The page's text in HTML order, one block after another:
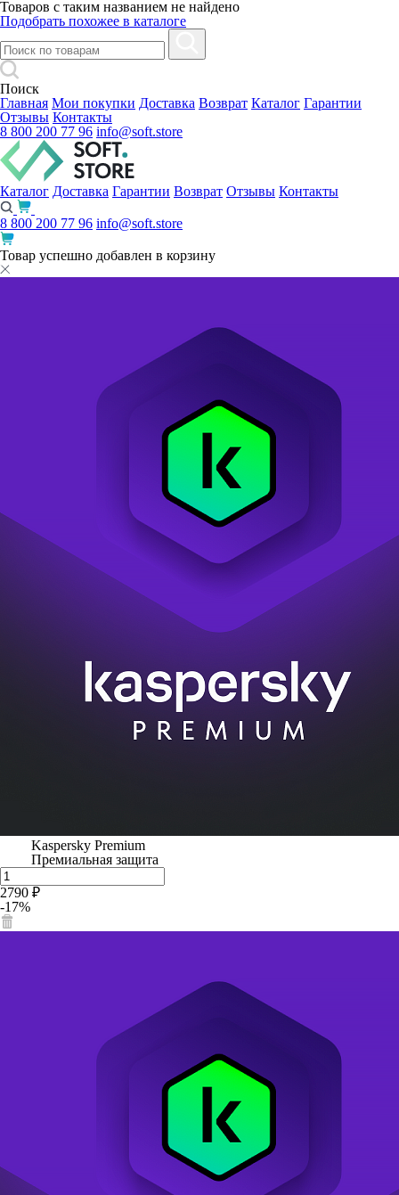
Товаров с таким названием не найдено
Подобрать похожее в каталоге
Поиск
Главная Мои покупки Доставка Возврат Каталог Гарантии
Отзывы Контакты
8 800 200 77 96 info@soft.store
Каталог Доставка Гарантии Возврат Отзывы Контакты
8 800 200 77 96 info@soft.store
Товар успешно добавлен в корзину
Kaspersky Premium
Премиальная защита
2790 ₽
-17%